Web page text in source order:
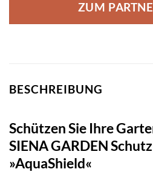
ZUM
BESCHREIBUNG
Schützen Sie Ihre
SIENA GARDEN
»AquaShield«